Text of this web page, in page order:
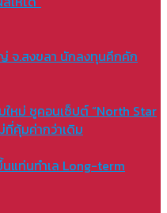
ญ่ จ.สงขลา นักลงทุนคึกคัก
หม่ ชูคอนเซ็ปต์ “North Star
ที่คุ้มค่ากว่าเดิม
นแท่นทำเล Long-term